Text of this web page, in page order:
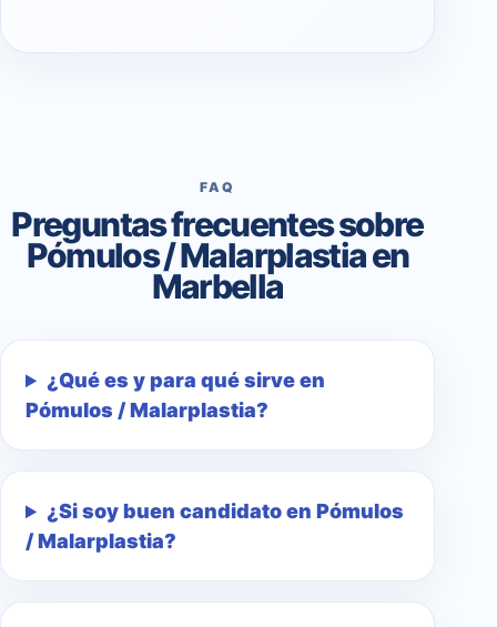
FAQ
Preguntas frecuentes sobre
Pómulos / Malarplastia en
Marbella
¿Qué es y para qué sirve en
Pómulos / Malarplastia?
¿Si soy buen candidato en Pómulos
/ Malarplastia?